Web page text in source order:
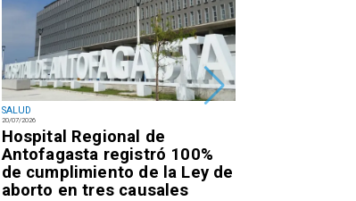
SALUD
20/07/2026
Hospital Regional de
Antofagasta registró 100%
de cumplimiento de la Ley de
aborto en tres causales